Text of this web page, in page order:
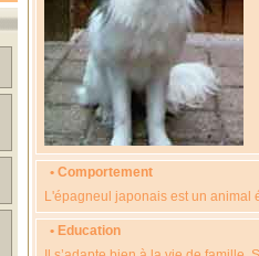
• Comportement
L'épagneul japonais est un animal
• Education